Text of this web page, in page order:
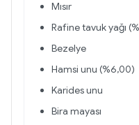
Mısır
Rafine tavuk yağı
Bezelye
Hamsi unu (%6,00)
Karides unu
Bira mayası